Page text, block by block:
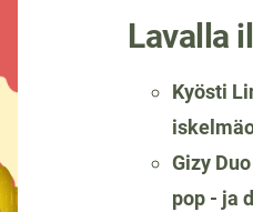
Lavalla
Kyösti
Gizy
pop - ja